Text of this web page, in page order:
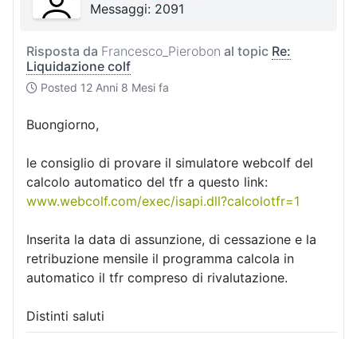
Messaggi: 2091
Risposta da Francesco_Pierobon al topic Re:
Liquidazione colf
Posted 12 Anni 8 Mesi fa
Buongiorno,
le consiglio di provare il simulatore webcolf del
calcolo automatico del tfr a questo link:
www.webcolf.com/exec/isapi.dll?calcolotfr=1
Inserita la data di assunzione, di cessazione e la
retribuzione mensile il programma calcola in
automatico il tfr compreso di rivalutazione.
Distinti saluti